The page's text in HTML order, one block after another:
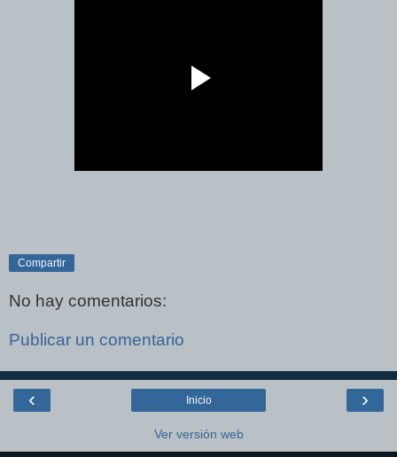
Compartir
No hay comentarios:
Publicar un comentario
‹ ›
Inicio
Ver versión web